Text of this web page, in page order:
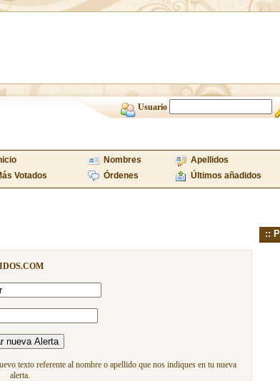
Usuario
Nombres Apellidos
Votados
Órdenes Últimos añadidos
texto referente al nombre o apellido que nos indiques en tu nueva
alerta.
::